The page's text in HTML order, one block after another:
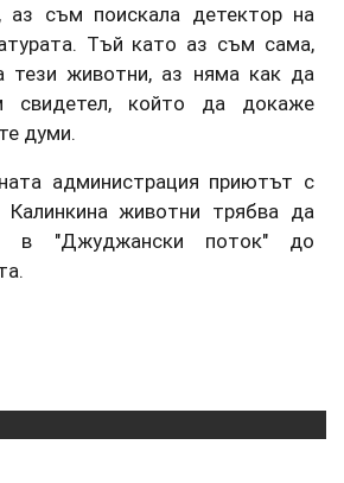
аз съм поискала детектор на
Тъй като аз съм сама,
тези животни, аз няма как да
който да докаже
думи.
администрация приютът с
Калинкина животни трябва да
в "Джуджански поток" до